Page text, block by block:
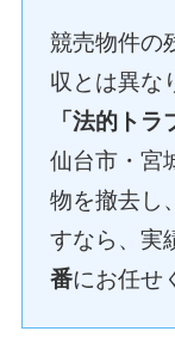
競売物件の
収とは異な
「法的トラ
仙台市・宮
物を撤去し
すなら、実
番にお任せ